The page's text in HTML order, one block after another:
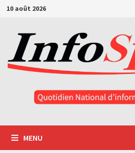
Passer
contenu
10 août 2026
MENU